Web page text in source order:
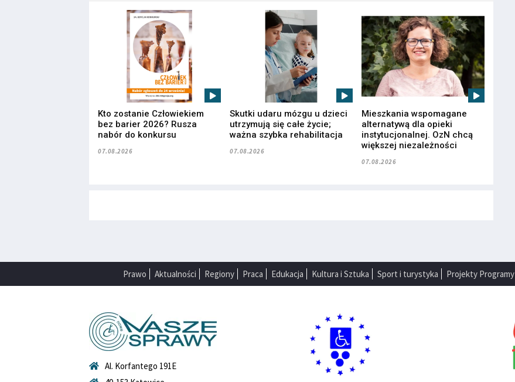
Kto zostanie Człowiekiem
bez barier 2026? Rusza
nabór do konkursu
07.08.2026
Skutki udaru mózgu u dzieci
utrzymują się całe życie;
ważna szybka rehabilitacja
07.08.2026
Mieszkania wspomagane
alternatywą dla opieki
instytucjonalnej. OzN chcą
większej niezależności
07.08.2026
Prawo Aktualności Regiony Praca Edukacja Kultura i Sztuka Sport i turystyka Projekty Programy
Al. Korfantego 191E